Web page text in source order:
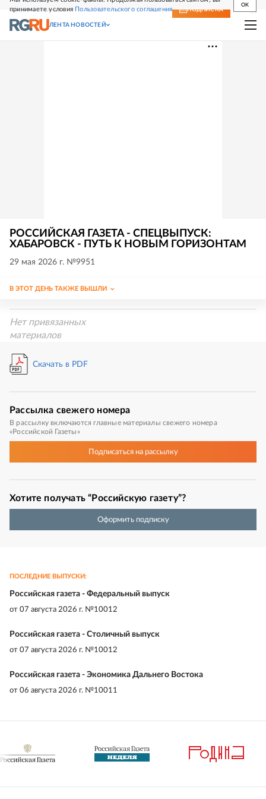
принимаете условия Пользовательского соглашения
OK
СВЕЖИЙ НОМЕР ПОДПИСКА
ЛЕНТА НОВОСТЕЙ
РОССИЙСКАЯ ГАЗЕТА - СПЕЦВЫПУСК:
ХАБАРОВСК - ПУТЬ К НОВЫМ ГОРИЗОНТАМ
29 мая 2026 г. №9951
В ЭТОТ ДЕНЬ ТАКЖЕ ВЫШЛИ
Нет привязанных
материалов
Скачать в PDF
Рассылка свежего номера
В рассылку включаются главные материалы свежего номера
«Российской Газеты»
Подписатьсяна рассылку
Хотите получать “Российскую газету”?
Оформить подписку
ПОСЛЕДНИЕ ВЫПУСКИ:
Российская газета - Федеральный выпуск
от 07 августа 2026 г. №10012
Российская газета - Столичный выпуск
от 07 августа 2026 г. №10012
Российская газета - Экономика Дальнего Востока
от 06 августа 2026 г. №10011